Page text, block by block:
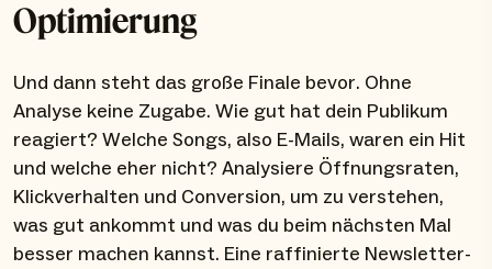
Optimierung
Und dann steht das große Finale bevor. Ohne
Analyse keine Zugabe. Wie gut hat dein Publikum
reagiert? Welche Songs, also E-Mails, waren ein Hit
und welche eher nicht? Analysiere Öffnungsraten,
Klickverhalten und Conversion, um zu verstehen,
was gut ankommt und was du beim nächsten Mal
besser machen kannst. Eine raffinierte Newsletter-